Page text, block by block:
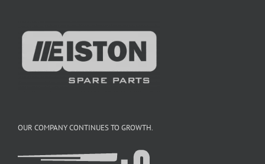
OUR COMPANY CONTINUES TO GROWTH.